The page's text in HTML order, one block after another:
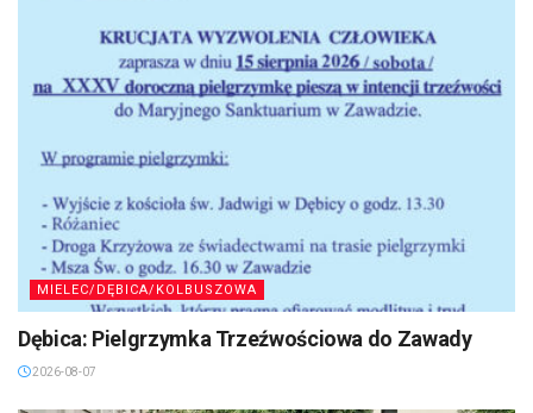
MIELEC/DĘBICA/KOLBUSZOWA
Dębica: Pielgrzymka Trzeźwościowa do Zawady
2026-08-07